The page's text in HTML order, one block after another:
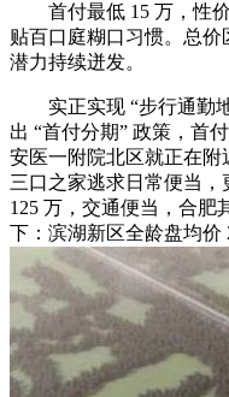
首付最低 15 万，性价
贴百口庭糊口习惯。总价
潜力持续迸发。
实正实现 “步行通勤地
出 “首付分期” 政策，首
安医一附院北区就正在附
三口之家逃求日常便当，
125 万，交通便当，合肥
下：滨湖新区全龄盘均价